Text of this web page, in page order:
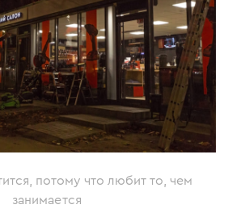
потому что любит то, чем
занимается